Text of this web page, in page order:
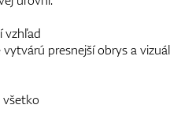
vzhľad
vytvárú presnejší obrys a
všetko